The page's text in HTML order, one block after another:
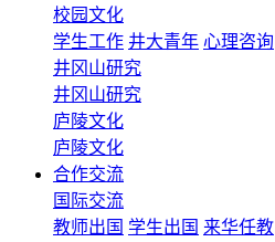
校园文化
学生工作 井大青年 心理咨询
井冈山研究
井冈山研究
庐陵文化
庐陵文化
合作交流
国际交流
教师出国 学生出国 来华任教